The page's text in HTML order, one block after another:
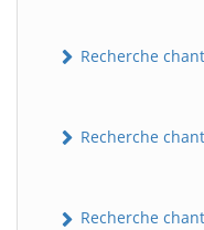
Recherche
Recherche
Recherche